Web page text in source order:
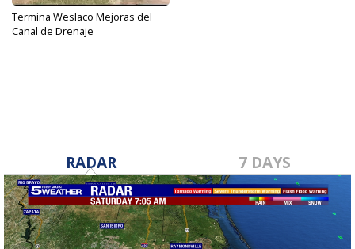
Termina Weslaco Mejoras del
Canal de Drenaje
RADAR 7 DAYS